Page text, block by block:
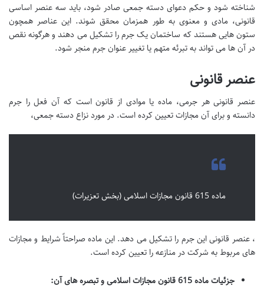
شناخته شود و حکم دعوای دسته جمعی صادر شود، باید سه عنصر اساسی
قانونی، مادی و معنوی به طور همزمان محقق شوند. این عناصر همچون
ستون هایی هستند که ساختمان یک جرم را تشکیل می دهند و هرگونه نقص
در آن ها می تواند به تبرئه متهم یا تغییر عنوان جرم منجر شود.
عنصر قانونی
عنصر قانونی هر جرمی، ماده یا موادی از قانون است که آن فعل را جرم
دانسته و برای آن مجازات تعیین کرده است. در مورد نزاع دسته جمعی،
ماده 615 قانون مجازات اسلامی (بخش تعزیرات)
، عنصر قانونی این جرم را تشکیل می دهد. این ماده صراحتاً شرایط و مجازات
های مربوط به شرکت در منازعه را تعیین کرده است.
جزئیات ماده 615 قانون مجازات اسلامی و تبصره های آن: